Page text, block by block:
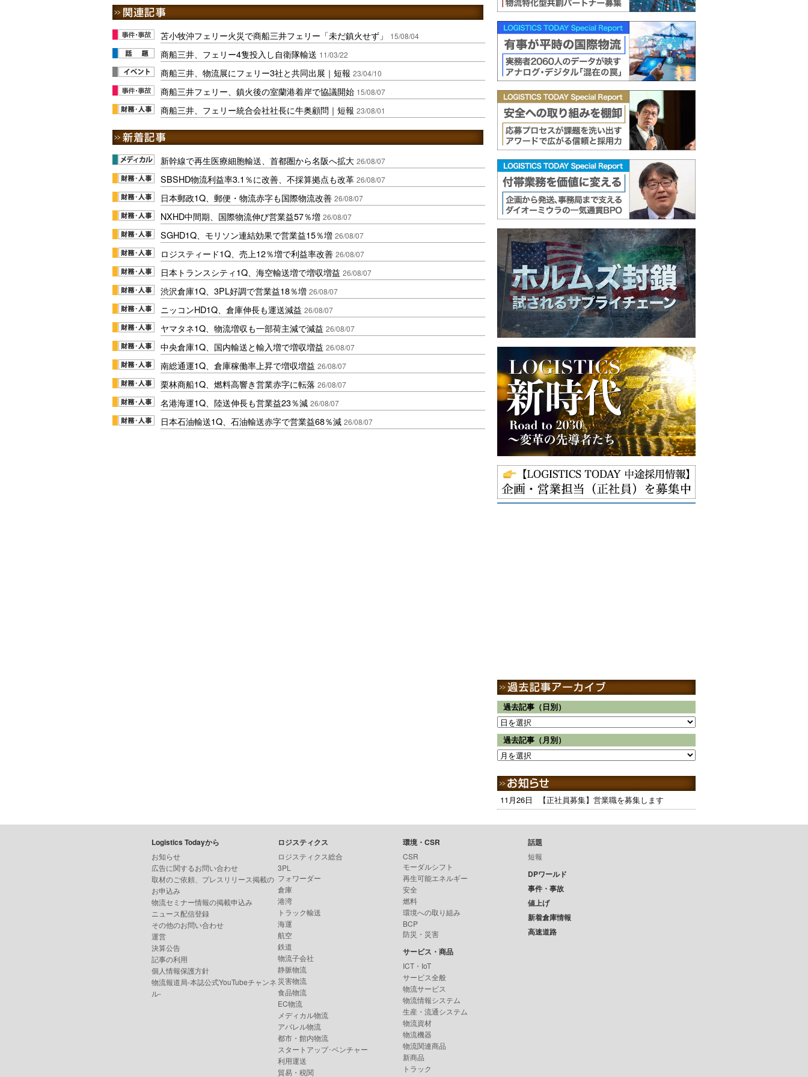
苫小牧沖フェリー火災で商船三井フェリー「未だ鎮火せず」 15/08/04
商船三井、フェリー4隻投入し自衛隊輸送 11/03/22
商船三井、物流展にフェリー3社と共同出展｜短報 23/04/10
商船三井フェリー、鎮火後の室蘭港着岸で協議開始 15/08/07
商船三井、フェリー統合会社社長に牛奥顧問｜短報 23/08/01
新幹線で再生医療細胞輸送、首都圏から名阪へ拡大 26/08/07
SBSHD物流利益率3.1％に改善、不採算拠点も改革 26/08/07
日本郵政1Q、郵便・物流赤字も国際物流改善 26/08/07
NXHD中間期、国際物流伸び営業益57％増 26/08/07
SGHD1Q、モリソン連結効果で営業益15％増 26/08/07
ロジスティード1Q、売上12％増で利益率改善 26/08/07
日本トランスシティ1Q、海空輸送増で増収増益 26/08/07
渋沢倉庫1Q、3PL好調で営業益18％増 26/08/07
ニッコンHD1Q、倉庫伸長も運送減益 26/08/07
ヤマタネ1Q、物流増収も一部荷主減で減益 26/08/07
中央倉庫1Q、国内輸送と輸入増で増収増益 26/08/07
南総通運1Q、倉庫稼働率上昇で増収増益 26/08/07
栗林商船1Q、燃料高響き営業赤字に転落 26/08/07
名港海運1Q、陸送伸長も営業益23％減 26/08/07
日本石油輸送1Q、石油輸送赤字で営業益68％減 26/08/07
過去記事（日別）
過去記事（月別）
11月26日 【正社員募集】営業職を募集します
Logistics Todayから
お知らせ
広告に関するお問い合わせ
取材のご依頼、プレスリリース掲載の
お申込み
物流セミナー情報の掲載申込み
ニュース配信登録
その他のお問い合わせ
運営
決算公告
記事の利用
個人情報保護方針
物流報道局-本誌公式YouTubeチャンネ
ル-
ロジスティクス
ロジスティクス総合
3PL
フォワーダー
倉庫
港湾
トラック輸送
海運
航空
鉄道
物流子会社
静脈物流
災害物流
食品物流
EC物流
メディカル物流
アパレル物流
都市・館内物流
スタートアップ･ベンチャー
利用運送
貿易・税関
環境・CSR
CSR
モーダルシフト
再生可能エネルギー
安全
燃料
環境への取り組み
BCP
防災・災害
サービス・商品
ICT・IoT
サービス全般
物流サービス
物流情報システム
生産・流通システム
物流資材
物流機器
物流関連商品
新商品
トラック
話題
短報
DPワールド
事件・事故
値上げ
新着倉庫情報
高速道路